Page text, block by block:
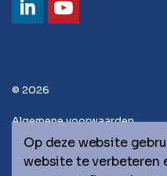
© 2026
Algemene voorwaarden
Privacy statement
Op deze website
website te verbeteren